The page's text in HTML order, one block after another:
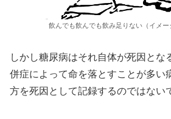
飲んでも飲んでも飲み足りない（イメー
しかし糖尿病はそれ自体が死因とな
併症によって命を落とすことが多い
方を死因として記録するのではない